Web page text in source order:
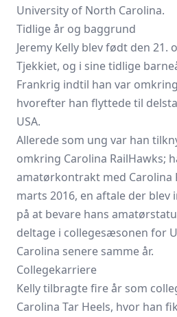
University of North Carolina.
Tidlige år og baggrund
Jeremy Kelly blev født den 21.
Tjekkiet, og i sine tidlige
Frankrig indtil han var
hvorefter han flyttede til
USA.
Allerede som ung var han
omkring Carolina RailHawks;
amatørkontrakt med Carolina
marts 2016, en aftale der blev
på at bevare hans
deltage i collegesæsonen for
Carolina senere samme år.
Collegekarriere
Kelly tilbragte fire år som
Carolina Tar Heels, hvor han